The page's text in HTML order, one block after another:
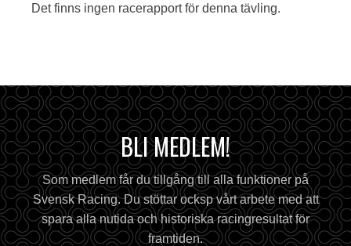
Det finns ingen racerapport för denna tävling.
BLI MEDLEM!
Som medlem får du tillgång till alla funktioner på
Svensk Racing. Du stöttar ocksp vårt arbete med att
spara alla nutida och historiska racingresultat för
framtiden.